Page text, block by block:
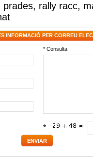
prades, rally racc,
INFORMACIÓ PER CORREU
* Consulta
*